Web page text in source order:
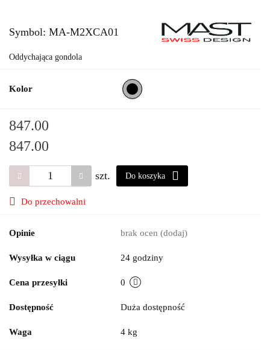
Symbol: MA-M2XCA01
Oddychająca gondola
Kolor
847.00
847.00
szt. Do koszyka
Do przechowalni
Opinie brak ocen (dodaj)
Wysyłka w ciągu 24 godziny
Cena przesyłki 0
Dostępność Duża dostępność
Waga 4 kg